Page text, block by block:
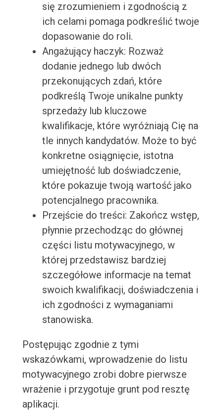
się zrozumieniem i zgodnością z
ich celami pomaga podkreślić twoje
dopasowanie do roli.
Angażujący haczyk: Rozważ
dodanie jednego lub dwóch
przekonujących zdań, które
podkreślą Twoje unikalne punkty
sprzedaży lub kluczowe
kwalifikacje, które wyróżniają Cię na
tle innych kandydatów. Może to być
konkretne osiągnięcie, istotna
umiejętność lub doświadczenie,
które pokazuje twoją wartość jako
potencjalnego pracownika.
Przejście do treści: Zakończ wstęp,
płynnie przechodząc do głównej
części listu motywacyjnego, w
której przedstawisz bardziej
szczegółowe informacje na temat
swoich kwalifikacji, doświadczenia i
ich zgodności z wymaganiami
stanowiska.
Postępując zgodnie z tymi
wskazówkami, wprowadzenie do listu
motywacyjnego zrobi dobre pierwsze
wrażenie i przygotuje grunt pod resztę
aplikacji.